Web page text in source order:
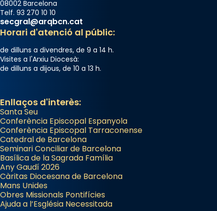
08002 Barcelona
Telf. 93 270 10 10
secgral@arqbcn.cat
Horari d'atenció al públic:
de dilluns a divendres, de 9 a 14 h.
Visites a l'Arxiu Diocesà:
de dilluns a dijous, de 10 a 13 h.
Enllaços d'interès:
Santa Seu
Conferència Episcopal Espanyola
Conferència Episcopal Tarraconense
Catedral de Barcelona
Seminari Conciliar de Barcelona
Basílica de la Sagrada Família
Any Gaudí 2026
Càritas Diocesana de Barcelona
Mans Unides
Obres Missionals Pontifícies
Ajuda a l’Església Necessitada